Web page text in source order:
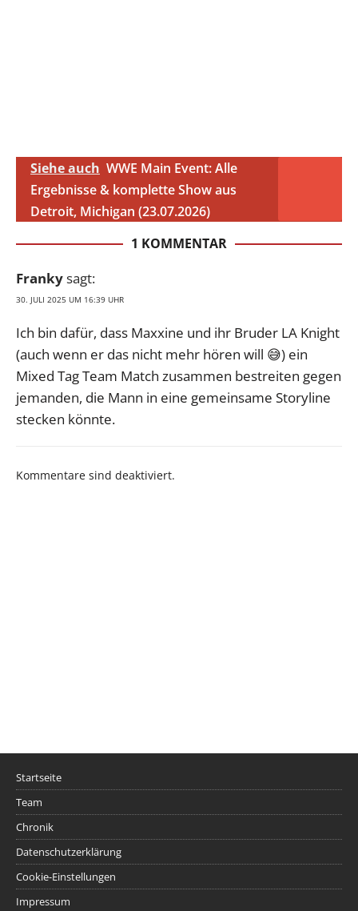
Siehe auch WWE Main Event: Alle
Ergebnisse & komplette Show aus
Detroit, Michigan (23.07.2026)
1 KOMMENTAR
Frankysagt:
30. JULI 2025 UM 16:39 UHR
Ich bin dafür, dass Maxxine und ihr Bruder LA Knight
(auch wenn er das nicht mehr hören will 😅) ein
Mixed Tag Team Match zusammen bestreiten gegen
jemanden, die Mann in eine gemeinsame Storyline
stecken könnte.
Kommentare sind deaktiviert.
Startseite
Team
Chronik
Datenschutzerklärung
Cookie-Einstellungen
Impressum